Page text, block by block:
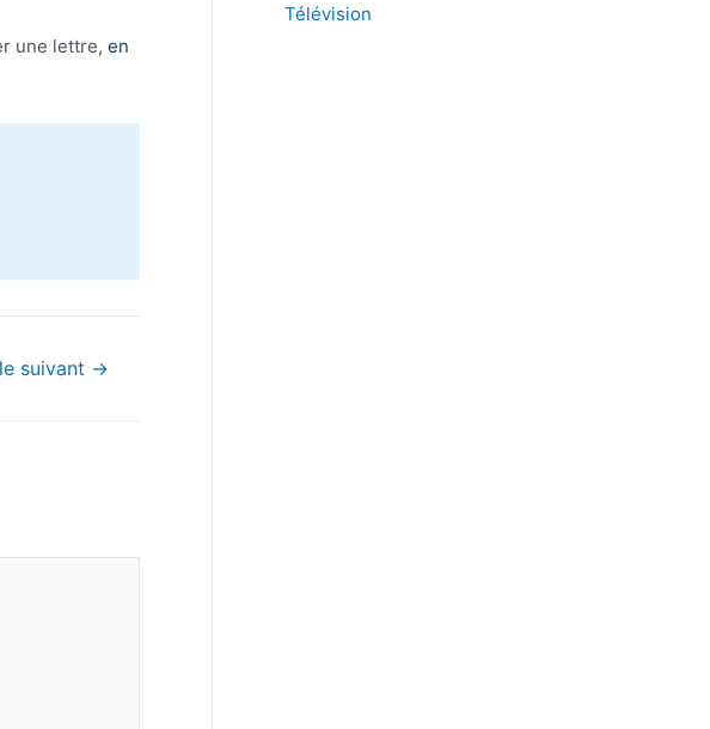
une lettre, en
suivant →
Télévision